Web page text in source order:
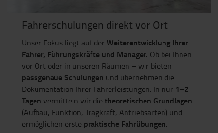
Fahrerschulungen direkt vor Ort
Unser Fokus liegt auf der Weiterentwicklung Ihrer
Fahrer, Führungskräfte und Manager. Ob bei Ihnen
vor Ort oder in unseren Räumen – wir bieten
passgenaue Schulungen und übernehmen die
Dokumentation Ihrer Fahrerleistungen. In nur 1–2
Tagen vermitteln wir die theoretischen Grundlagen
(Aufbau, Funktion, Tragkraft, Antriebsarten) und
ermöglichen erste praktische Fahrübungen.